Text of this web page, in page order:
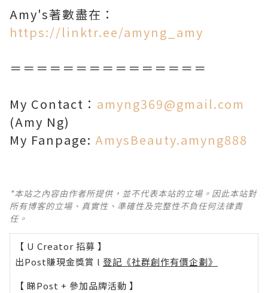
Amy's著數盡在：
https://linktr.ee/amyng_amy
＝＝＝＝＝＝＝＝＝＝＝＝＝＝＝
My Contact： amyng369@gmail.com
(Amy Ng)
My Fanpage: AmysBeauty.amyng888
*本站之內容由作者所提供，並不代表本站的立場。因此本站對
所有博客的立場、真實性、準確性及完整性不負任何法律責
任。
【 U Creator 招募 】
出Post賺現金獎賞 l 登記《社群創作有價企劃》
【 睇Post + 參加品牌活動 】